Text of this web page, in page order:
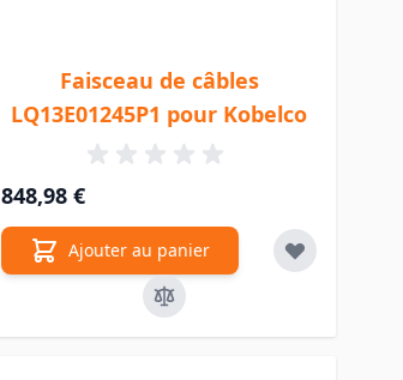
Faisceau de câbles
LQ13E01245P1 pour Kobelco
848,98 €
Ajouter au panier